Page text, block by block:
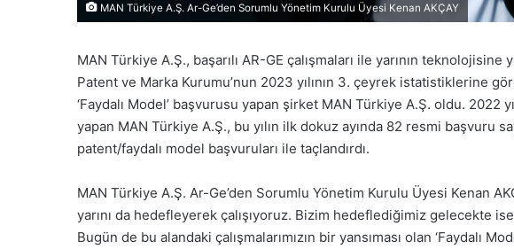
MAN Türkiye A.Ş. Ar-Ge’den Sorumlu Yönetim Kurulu Üyesi Kenan AKÇAY
MAN Türkiye A.Ş., başarılı AR-GE çalışmaları ile yarının teknolojisine
Patent ve Marka Kurumu’nun 2023 yılının 3. çeyrek istatistiklerine
‘Faydalı Model’ başvurusu yapan şirket MAN Türkiye A.Ş. oldu. 2022
yapan MAN Türkiye A.Ş., bu yılın ilk dokuz ayında 82 resmi başvuru
patent/faydalı model başvuruları ile taçlandırdı.
MAN Türkiye A.Ş. Ar-Ge’den Sorumlu Yönetim Kurulu Üyesi Kenan
yarını da hedefleyerek çalışıyoruz. Bizim hedeflediğimiz gelecekte
Bugün de bu alandaki çalışmalarımızın bir yansıması olan ‘Faydalı